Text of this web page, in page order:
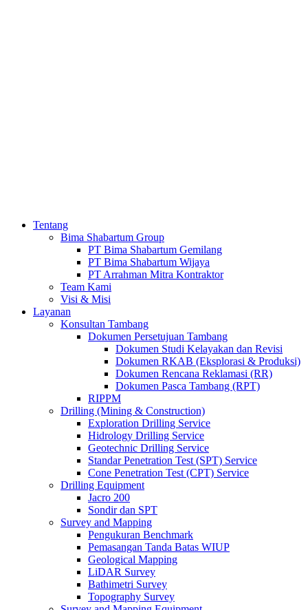
Tentang
Bima Shabartum Group
PT Bima Shabartum Gemilang
PT Bima Shabartum Wijaya
PT Arrahman Mitra Kontraktor
Team Kami
Visi & Misi
Layanan
Konsultan Tambang
Dokumen Persetujuan Tambang
Dokumen Studi Kelayakan dan Revisi
Dokumen RKAB (Eksplorasi & Produksi)
Dokumen Rencana Reklamasi (RR)
Dokumen Pasca Tambang (RPT)
RIPPM
Drilling (Mining & Construction)
Exploration Drilling Service
Hidrology Drilling Service
Geotechnic Drilling Service
Standar Penetration Test (SPT) Service
Cone Penetration Test (CPT) Service
Drilling Equipment
Jacro 200
Sondir dan SPT
Survey and Mapping
Pengukuran Benchmark
Pemasangan Tanda Batas WIUP
Geological Mapping
LiDAR Survey
Bathimetri Survey
Topography Survey